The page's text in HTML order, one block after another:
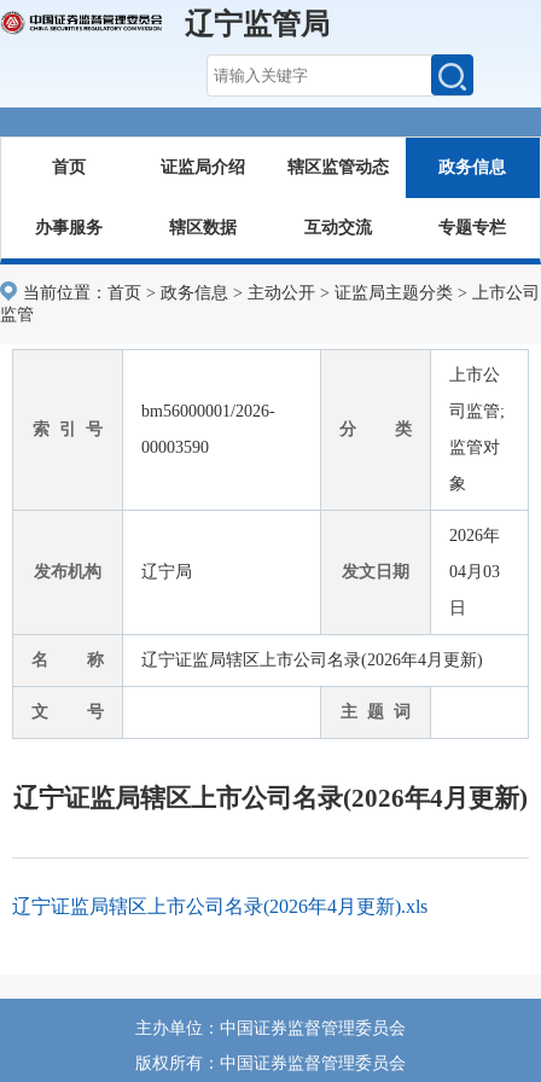
辽宁监管局
首页 证监局介绍 辖区监管动态 政务信息
办事服务 辖区数据 互动交流 专题专栏
当前位置： 首页 > 政务信息 > 主动公开 > 证监局主题分类 >
上市公司
监管
索 引 号
bm56000001/2026-
00003590
分 类
上市公
司监管;
监管对
象
发布机构 辽宁局 发文日期
2026年
04月03
日
名 称 辽宁证监局辖区上市公司名录(2026年4月更新)
文 号 主 题 词
辽宁证监局辖区上市公司名录(2026年4月更新)
辽宁证监局辖区上市公司名录(2026年4月更新).xls
主办单位：中国证券监督管理委员会
版权所有：中国证券监督管理委员会